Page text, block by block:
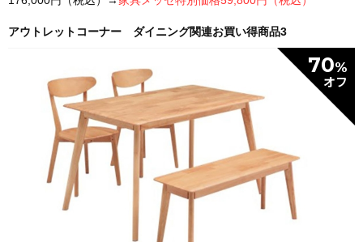
アウトレットコーナー ダイニング関連お買い得商品3
70%